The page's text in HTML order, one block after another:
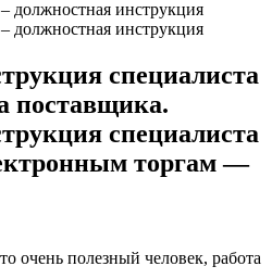
специалиста
поставщика.
специалиста
торгам —
очень полезный человек, работа